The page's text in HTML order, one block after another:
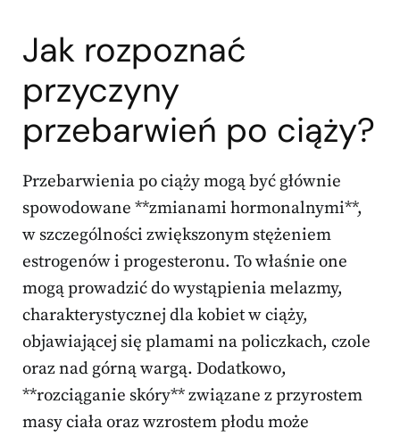
Jak rozpoznać
przyczyny
przebarwień po ciąży?
Przebarwienia po ciąży mogą być głównie
spowodowane **zmianami hormonalnymi**,
w szczególności zwiększonym stężeniem
estrogenów i progesteronu. To właśnie one
mogą prowadzić do wystąpienia melazmy,
charakterystycznej dla kobiet w ciąży,
objawiającej się plamami na policzkach, czole
oraz nad górną wargą. Dodatkowo,
**rozciąganie skóry** związane z przyrostem
masy ciała oraz wzrostem płodu może